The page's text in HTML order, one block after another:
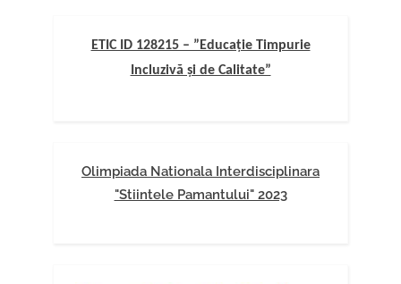
ETIC ID 128215 – ”Educație Timpurie
Incluzivă și de Calitate”
Olimpiada Nationala Interdisciplinara
"Stiintele Pamantului" 2023